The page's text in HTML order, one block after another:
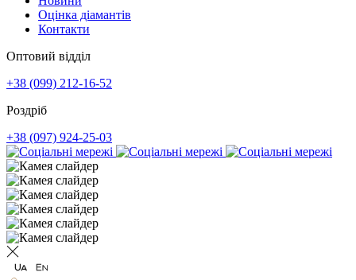
Оцінка діамантів
Контакти
Оптовий відділ
+38 (099) 212-16-52
Роздріб
+38 (097) 924-25-03